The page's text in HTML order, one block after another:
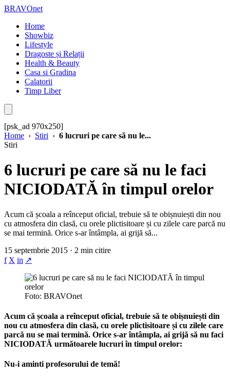
BRAVOnet
Home
Showbiz
Lifestyle
Dragoste și Relații
Health & Beauty
Casa si Gradina
Calatorii
Timp Liber
[psk_ad 970x250]
Home › Stiri › 6 lucruri pe care să nu le...
Stiri
6 lucruri pe care să nu le faci
NICIODATĂ în timpul orelor
Acum că școala a reînceput oficial, trebuie să te obișnuiești din nou
cu atmosfera din clasă, cu orele plictisitoare și cu zilele care parcă nu
se mai termină. Orice s-ar întâmpla, ai grijă să...
15 septembrie 2015 · 2 min citire
f X in ↗
Foto: BRAVOnet
Acum că școala a reînceput oficial, trebuie să te obișnuiești din
nou cu atmosfera din clasă, cu orele plictisitoare și cu zilele care
parcă nu se mai termină. Orice s-ar întâmpla, ai grijă să nu faci
NICIODATĂ următoarele lucruri în timpul orelor:
Nu-i aminti profesorului de temă!